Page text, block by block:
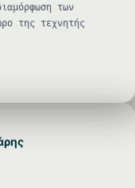
των
της τεχνητής